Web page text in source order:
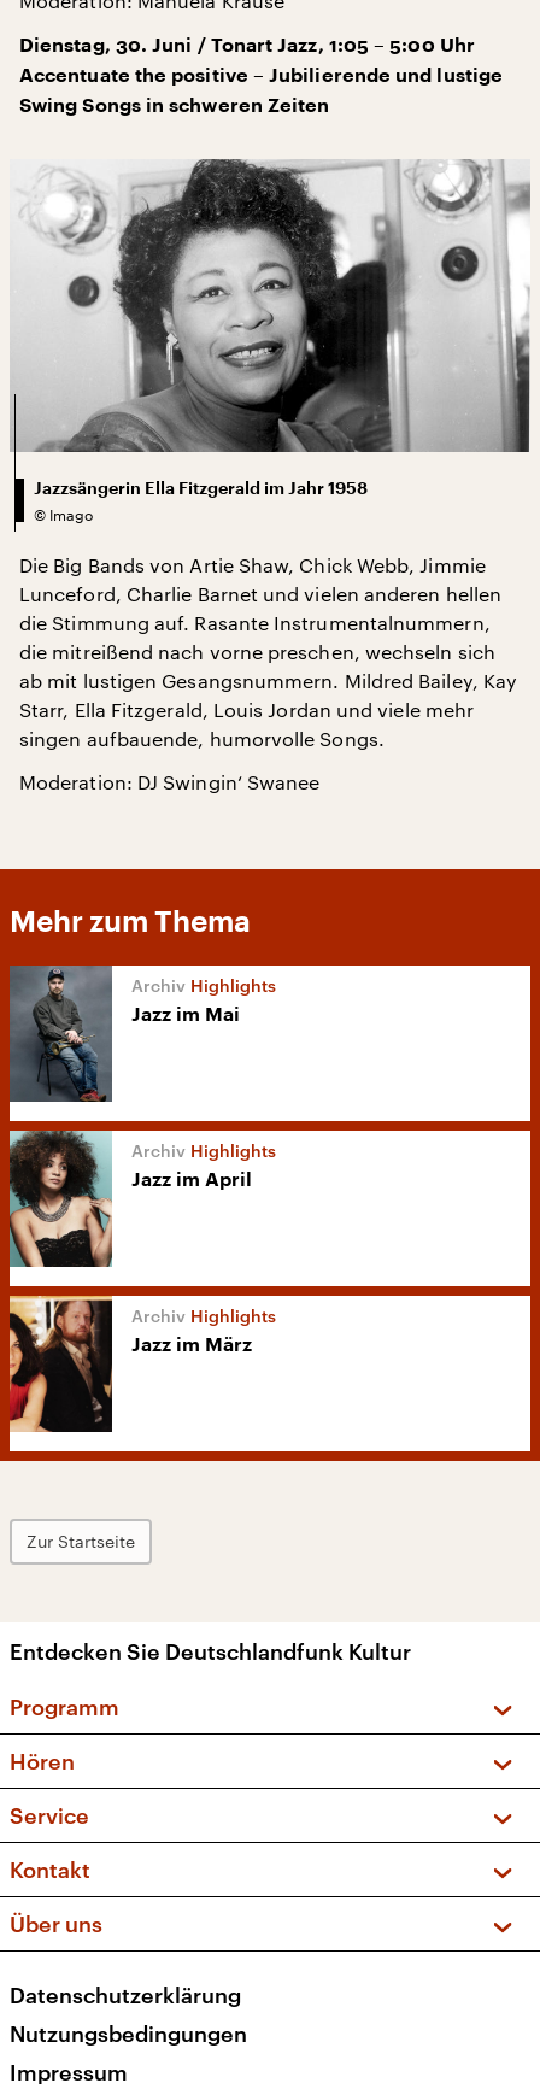
Dienstag, 30. Juni / Tonart Jazz, 1:05 – 5:00 Uhr
Accentuate the positive – Jubilierende und lustige
Swing Songs in schweren Zeiten
Jazzsängerin Ella Fitzgerald im Jahr 1958
© Imago
Die Big Bands von Artie Shaw, Chick Webb, Jimmie
Lunceford, Charlie Barnet und vielen anderen hellen
die Stimmung auf. Rasante Instrumentalnummern,
die mitreißend nach vorne preschen, wechseln sich
ab mit lustigen Gesangsnummern. Mildred Bailey, Kay
Starr, Ella Fitzgerald, Louis Jordan und viele mehr
singen aufbauende, humorvolle Songs.
Moderation: DJ Swingin‘ Swanee
Mehr zum Thema
Highlights
Jazz im Mai
Highlights
Jazz im April
Highlights
Jazz im März
Zur Startseite
Entdecken Sie Deutschlandfunk Kultur
Programm
Sendungen und Podcasts
Musikliste
Kakadu – Das Kinderprogramm
Hören
Frequenzen (UKW + DAB+)
Service
FAQ
Apps
Newsletter
Veranstaltungen
Kontakt
Social Media
Über uns
Presse
Karriere
Transparenz
Datenschutzerklärung
Nutzungsbedingungen
Impressum